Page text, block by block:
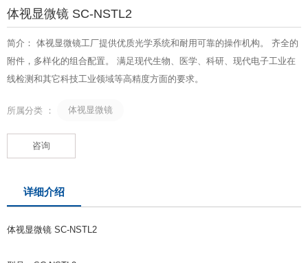
体视显微镜 SC-NSTL2
简介： 体视显微镜工厂提供优质光学系统和耐用可靠的操作机构。 齐全的
附件，多样化的组合配置。 满足现代生物、医学、科研、现代电子工业在
线检测和其它科技工业领域等高精度方面的要求。
所属分类 ： 体视显微镜
咨询
详细介绍
体视显微镜 SC-NSTL2